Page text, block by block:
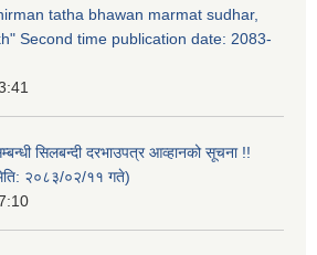
tatha bhawan marmat sudhar,
Second time publication date: 2083-
सिलबन्दी दरभाउपत्र आव्हानको सूचना !!
२०८३/०२/११ गते)